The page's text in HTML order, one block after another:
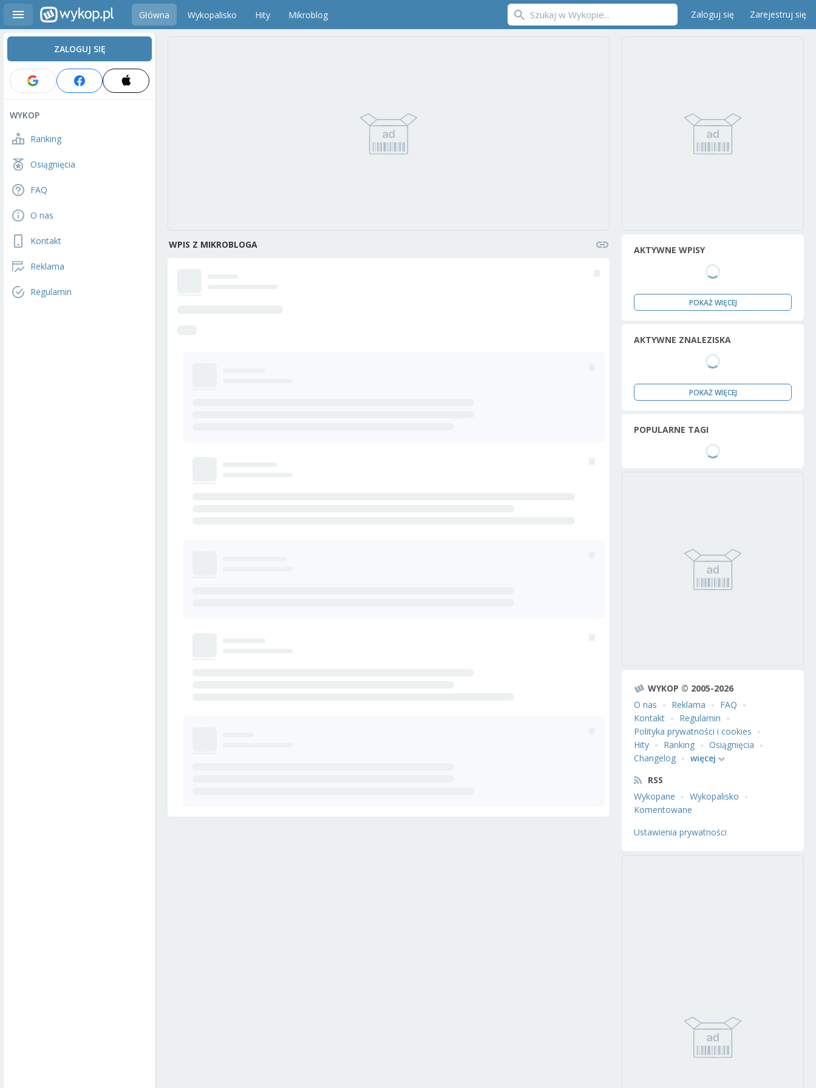
Główna Wykopalisko Hity Mikroblog Zaloguj się Zarejestruj się
ZALOGUJ SIĘ
WYKOP
Ranking
Osiągnięcia
FAQ
O nas
Kontakt
Reklama
Regulamin
WPIS Z MIKROBLOGA AKTYWNE WPISY
POKAŻ WIĘCEJ
AKTYWNE ZNALEZISKA
POKAŻ WIĘCEJ
POPULARNE TAGI
WYKOP © 2005-2026
O nas
Reklama
FAQ
Kontakt
Regulamin
Polityka prywatności i cookies
Hity
Ranking
Osiągnięcia
Changelog
więcej
RSS
Wykopane
Wykopalisko
Komentowane
Ustawienia prywatności